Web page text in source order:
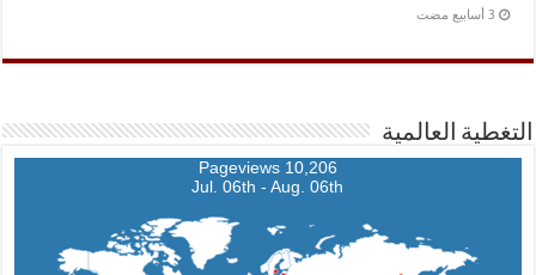
التغطية العالمية
10,206 Pageviews
Jul. 06th - Aug. 06th